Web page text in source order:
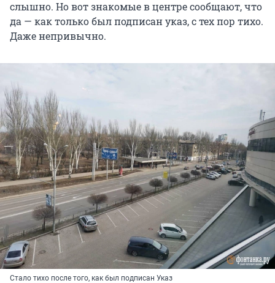
слышно. Но вот знакомые в центре сообщают, что
да — как только был подписан указ, с тех пор тихо.
Даже непривычно.
Стало тихо после того, как был подписан Указ